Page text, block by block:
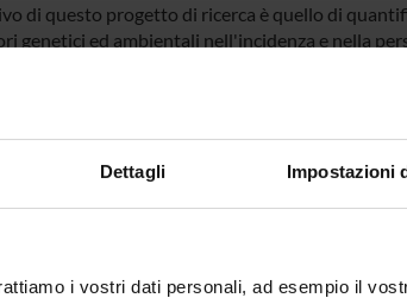
Dettagli Impostazioni
i vostri dati personali, ad esempio il
di questo progetto di ricerca è quello di
genetici ed ambientali nell'incidenza e nella